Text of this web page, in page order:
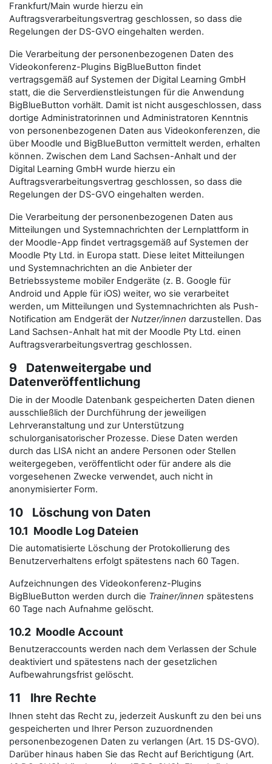
Frankfurt/Main wurde hierzu ein
Auftragsverarbeitungsvertrag geschlossen, so dass die
Regelungen der DS-GVO eingehalten werden.
Die Verarbeitung der personenbezogenen Daten des
Videokonferenz-Plugins BigBlueButton findet
vertragsgemäß auf Systemen der Digital Learning GmbH
statt, die die Serverdienstleistungen für die Anwendung
BigBlueButton vorhält. Damit ist nicht ausgeschlossen, dass
dortige Administratorinnen und Administratoren Kenntnis
von personenbezogenen Daten aus Videokonferenzen, die
über Moodle und BigBlueButton vermittelt werden, erhalten
können. Zwischen dem Land Sachsen-Anhalt und der
Digital Learning GmbH wurde hierzu ein
Auftragsverarbeitungsvertrag geschlossen, so dass die
Regelungen der DS-GVO eingehalten werden.
Die Verarbeitung der personenbezogenen Daten aus
Mitteilungen und Systemnachrichten der Lernplattform in
der Moodle-App findet vertragsgemäß auf Systemen der
Moodle Pty Ltd. in Europa statt. Diese leitet Mitteilungen
und Systemnachrichten an die Anbieter der
Betriebssysteme mobiler Endgeräte (z. B. Google für
Android und Apple für iOS) weiter, wo sie verarbeitet
werden, um Mitteilungen und Systemnachrichten als Push-
Notification am Endgerät derNutzer/innen darzustellen. Das
Land Sachsen-Anhalt hat mit der Moodle Pty Ltd. einen
Auftragsverarbeitungsvertrag geschlossen.
9 Datenweitergabe und
Datenveröffentlichung
Die in der Moodle Datenbank gespeicherten Daten dienen
ausschließlich der Durchführung der jeweiligen
Lehrveranstaltung und zur Unterstützung
schulorganisatorischer Prozesse. Diese Daten werden
durch das LISA nicht an andere Personen oder Stellen
weitergegeben, veröffentlicht oder für andere als die
vorgesehenen Zwecke verwendet, auch nicht in
anonymisierter Form.
10 Löschung von Daten
10.1 Moodle Log Dateien
Die automatisierte Löschung der Protokollierung des
Benutzerverhaltens erfolgt spätestens nach 60 Tagen.
Aufzeichnungen des Videokonferenz-Plugins
BigBlueButton werden durch die Trainer/innen spätestens
60 Tage nach Aufnahme gelöscht.
10.2 Moodle Account
Benutzeraccounts werden nach dem Verlassen der Schule
deaktiviert und spätestens nach der gesetzlichen
Aufbewahrungsfrist gelöscht.
11 Ihre Rechte
Ihnen steht das Recht zu, jederzeit Auskunft zu den bei uns
gespeicherten und Ihrer Person zuzuordnenden
personenbezogenen Daten zu verlangen (Art. 15 DS-GVO).
Darüber hinaus haben Sie das Recht auf Berichtigung (Art.